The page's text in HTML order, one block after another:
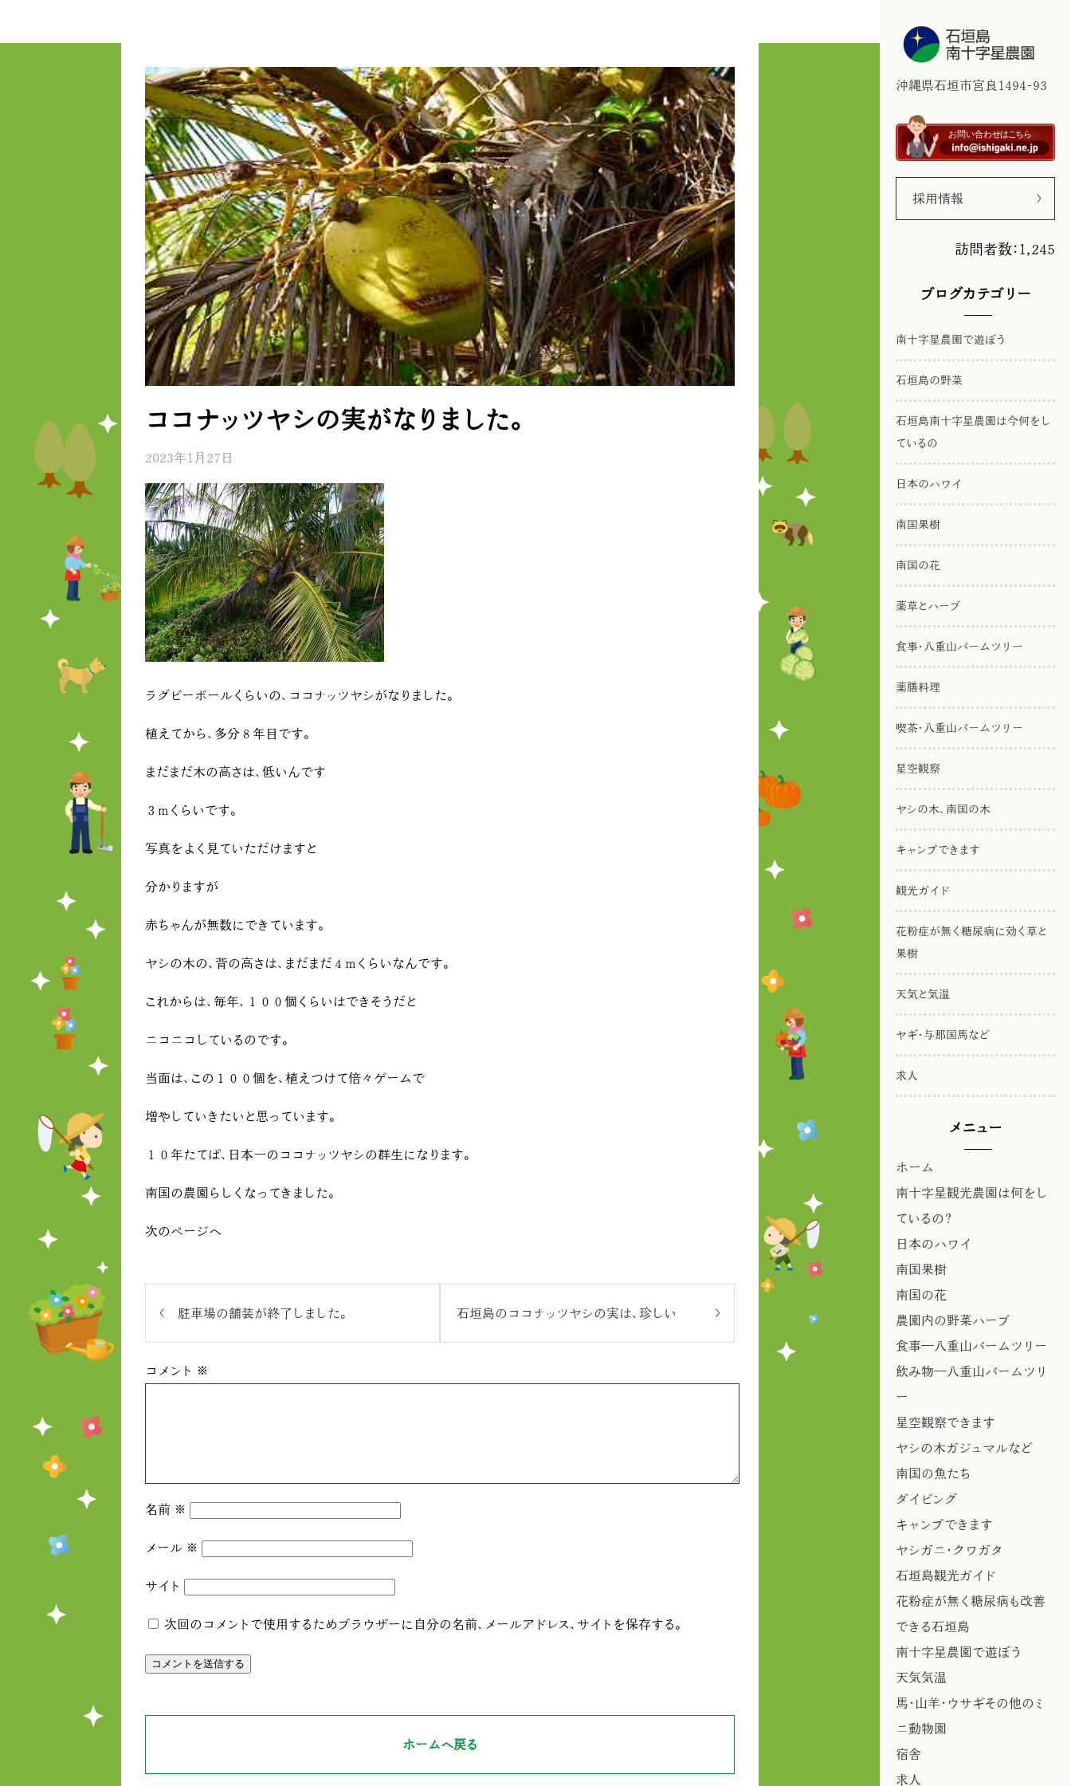
訪問者数：1,245
沖縄県石垣市宮良1494-93
採用情報
訪問者数：1,245
ココナッツヤシの実がなりました。
2023年1月27日
ラグビーボールくらいの、ココナッツヤシがなりました。
植えてから、多分８年目です。
まだまだ木の高さは、低いんです
３mくらいです。
写真をよく見ていただけますと
分かりますが
赤ちゃんが無数にできています。
ヤシの木の、背の高さは、まだまだ４mくらいなんです。
これからは、毎年、１００個くらいはできそうだと
ニコニコしているのです。
当面は、この１００個を、植えつけて倍々ゲームで
増やしていきたいと思っています。
１０年たてば、日本一のココナッツヤシの群生になります。
南国の農園らしくなってきました。
次のページへ
駐車場の舗装が終了しました。 石垣島のココナッツヤシの実は、珍しい
コメント ※
名前 ※
メール ※
サイト
次回のコメントで使用するためブラウザーに自分の名前、メールアドレス、サイトを保存する。
ホームへ戻る
ブログカテゴリー
南十字星農園で遊ぼう
石垣島の野菜
石垣島南十字星農園は今何をし
ているの
日本のハワイ
南国果樹
南国の花
薬草とハーブ
食事・八重山パームツリー
薬膳料理
喫茶・八重山パームツリー
星空観察
ヤシの木、南国の木
キャンプできます
観光ガイド
花粉症が無く糖尿病に効く草と
果樹
天気と気温
ヤギ・与那国馬など
求人
メニュー
ホーム
南十字星観光農園は何をし
ているの？
日本のハワイ
南国果樹
南国の花
農園内の野菜ハーブ
食事―八重山パームツリー
飲み物―八重山パームツリ
ー
星空観察できます
ヤシの木ガジュマルなど
南国の魚たち
ダイビング
キャンプできます
ヤシガニ・クワガタ
石垣島観光ガイド
花粉症が無く糖尿病も改善
できる石垣島
南十字星農園で遊ぼう
天気気温
馬・山羊・ウサギその他のミ
ニ動物園
宿舎
求人